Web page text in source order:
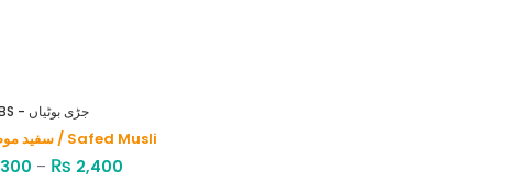
HERBS - جڑی بوٹیاں
سفید موصلی / Safed Musli
300 – ₨ 2,400